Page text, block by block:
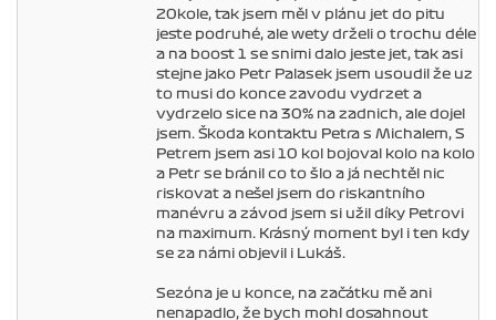
20kole, tak jsem měl v plánu jet do pitu
jeste podruhé, ale wety drželi o trochu déle
a na boost 1 se snimi dalo jeste jet, tak asi
stejne jako Petr Palasek jsem usoudil že uz
to musi do konce zavodu vydrzet a
vydrzelo sice na 30% na zadnich, ale dojel
jsem. Škoda kontaktu Petra s Michalem, S
Petrem jsem asi 10 kol bojoval kolo na kolo
a Petr se bránil co to šlo a já nechtěl nic
riskovat a nešel jsem do riskantního
manévru a závod jsem si užil díky Petrovi
na maximum. Krásný moment byl i ten kdy
se za námi objevil i Lukáš.
Sezóna je u konce, na začátku mě ani
nenapadlo, že bych mohl dosahnout